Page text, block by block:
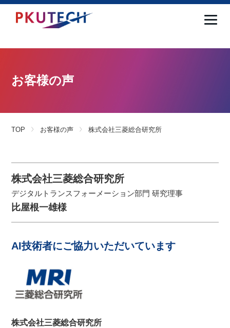
お客様の声
TOP お客様の声 株式会社三菱総合研究所
株式会社三菱総合研究所
デジタルトランスフォーメーション部門 研究理事
比屋根一雄様
AI技術者にご協力いただいています
株式会社三菱総合研究所